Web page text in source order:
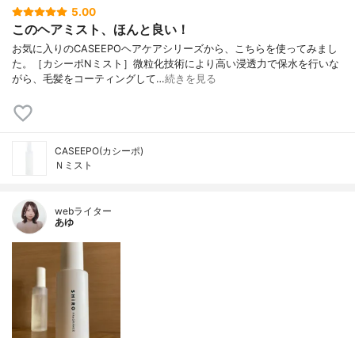
5.00
このヘアミスト、ほんと良い！
お気に入りのCASEEPOヘアケアシリーズから、こちらを使ってみまし
た。［カシーポNミスト］微粒化技術により高い浸透力で保水を行いな
がら、毛髪をコーティングして…続きを見る
CASEEPO(カシーポ)
Ｎミスト
webライター
あゆ